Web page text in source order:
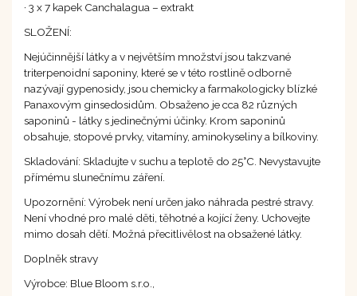
· 3 x 7 kapek Canchalagua – extrakt
SLOŽENÍ:
Nejúčinnější látky a v největším množství jsou takzvané
triterpenoidní saponiny, které se v této rostlině odborně
nazývají gypenosidy, jsou chemicky a farmakologicky blízké
Panaxovým ginsedosidům. Obsaženo je cca 82 různých
saponinů - látky s jedinečnými účinky. Krom saponinů
obsahuje, stopové prvky, vitamíny, aminokyseliny a bílkoviny.
Skladování: Skladujte v suchu a teplotě do 25°C. Nevystavujte
přímému slunečnímu záření.
Upozornění: Výrobek není určen jako náhrada pestré stravy.
Není vhodné pro malé děti, těhotné a kojící ženy. Uchovejte
mimo dosah dětí. Možná přecitlivělost na obsažené látky.
Doplněk stravy
Výrobce: Blue Bloom s.r.o.,